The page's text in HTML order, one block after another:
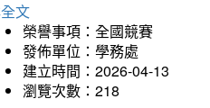
文
榮譽事項：全國競賽
發佈單位：學務處
建立時間：2026-04-13
瀏覽次數：218